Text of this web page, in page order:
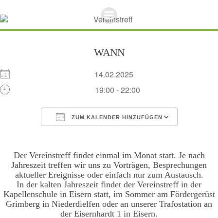
Zum
Inhalt
springen
WANN
14.02.2025
19:00 - 22:00
ZUM KALENDER HINZUFÜGEN
Der Vereinstreff findet einmal im Monat statt. Je nach
Jahreszeit treffen wir uns zu Vorträgen, Besprechungen
aktueller Ereignisse oder einfach nur zum Austausch.
In der kalten Jahreszeit findet der Vereinstreff in der
Kapellenschule in Eisern statt, im Sommer am Fördergerüst
Grimberg in Niederdielfen oder an unserer Trafostation an
der Eisernhardt 1 in Eisern.